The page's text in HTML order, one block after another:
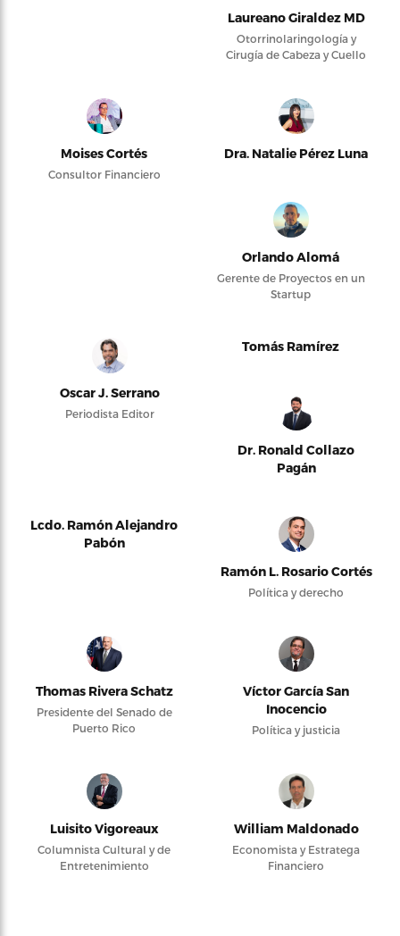
Laureano Giraldez MD
Otorrinolaringología y
Cirugía de Cabeza y Cuello
Moises Cortés
Consultor Financiero
Dra. Natalie Pérez Luna
Orlando Alomá
Gerente de Proyectos en un
Startup
Oscar J. Serrano
Periodista Editor
Tomás Ramírez
Dr. Ronald Collazo
Pagán
Lcdo. Ramón Alejandro
Pabón
Ramón L. Rosario Cortés
Política y derecho
Thomas Rivera Schatz
Presidente del Senado de
Puerto Rico
Víctor García San
Inocencio
Política y justicia
Luisito Vigoreaux
Columnista Cultural y de
Entretenimiento
William Maldonado
Economista y Estratega
Financiero